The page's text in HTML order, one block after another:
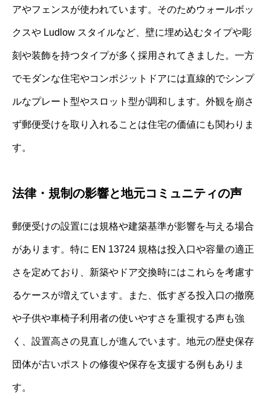
アやフェンスが使われています。そのためウォールボッ
クスや Ludlow スタイルなど、壁に埋め込むタイプや彫
刻や装飾を持つタイプが多く採用されてきました。一方
でモダンな住宅やコンポジットドアには直線的でシンプ
ルなプレート型やスロット型が調和します。外観を崩さ
ず郵便受けを取り入れることは住宅の価値にも関わりま
す。
法律・規制の影響と地元コミュニティの声
郵便受けの設置には規格や建築基準が影響を与える場合
があります。特に EN 13724 規格は投入口や容量の適正
さを定めており、新築やドア交換時にはこれらを考慮す
るケースが増えています。また、低すぎる投入口の撤廃
や子供や車椅子利用者の使いやすさを重視する声も強
く、設置高さの見直しが進んでいます。地元の歴史保存
団体が古いポストの修復や保存を支援する例もありま
す。